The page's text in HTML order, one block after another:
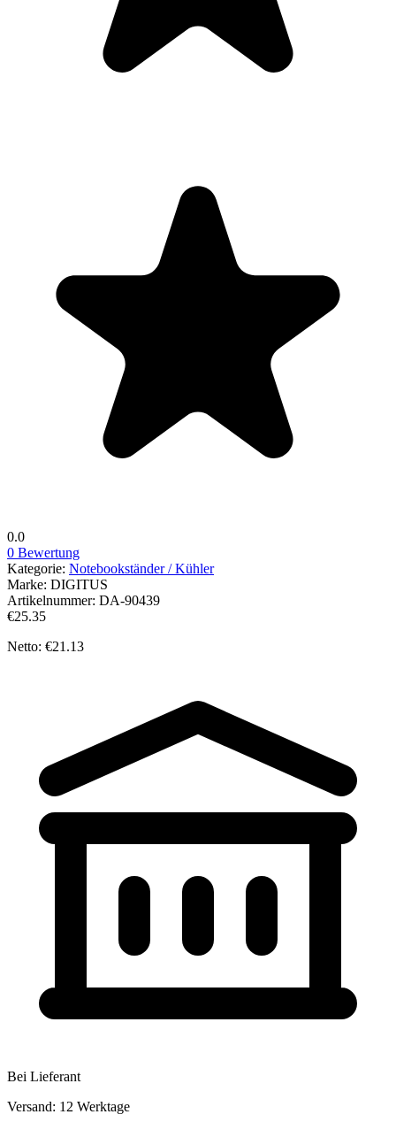
0.0
0 Bewertung
Kategorie: Notebookständer / Kühler
Marke: DIGITUS
Artikelnummer: DA-90439
€25.35
Netto: €21.13
Bei Lieferant
Versand: 12 Werktage